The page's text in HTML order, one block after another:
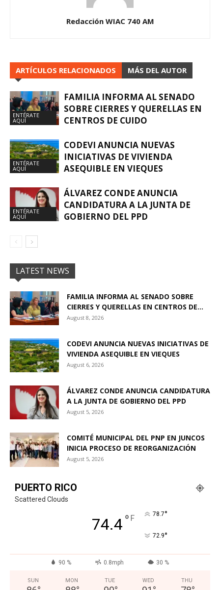
Redacción WIAC 740 AM
ARTÍCULOS RELACIONADOS MÁS DEL AUTOR
ENTÉRATE
AQUÍ
FAMILIA INFORMA AL SENADO
SOBRE CIERRES Y QUERELLAS EN
CENTROS DE CUIDO
ENTÉRATE
AQUÍ
CODEVI ANUNCIA NUEVAS
INICIATIVAS DE VIVIENDA
ASEQUIBLE EN VIEQUES
ENTÉRATE
AQUÍ
ÁLVAREZ CONDE ANUNCIA
CANDIDATURA A LA JUNTA DE
GOBIERNO DEL PPD
LATEST NEWS
FAMILIA INFORMA AL SENADO SOBRE
CIERRES Y QUERELLAS EN CENTROS DE...
August 8, 2026
CODEVI ANUNCIA NUEVAS INICIATIVAS DE
VIVIENDA ASEQUIBLE EN VIEQUES
August 6, 2026
ÁLVAREZ CONDE ANUNCIA CANDIDATURA
A LA JUNTA DE GOBIERNO DEL PPD
August 5, 2026
COMITÉ MUNICIPAL DEL PNP EN JUNCOS
INICIA PROCESO DE REORGANIZACIÓN
August 5, 2026
PUERTO RICO
Scattered Clouds
74.4° F 78.7°
72.9°
90 % 0.8mph 30 %
SUN MON TUE WED THU